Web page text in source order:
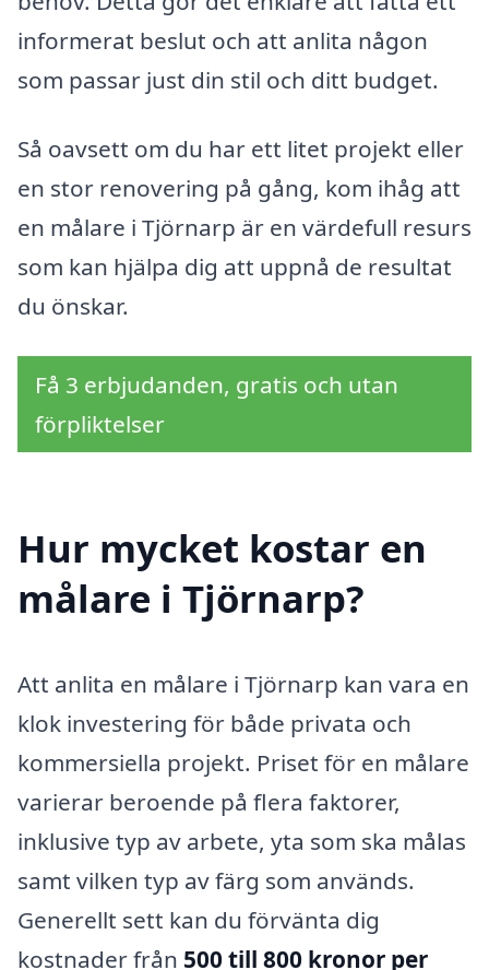
informerat beslut och att anlita någon
som passar just din stil och ditt budget.
Så oavsett om du har ett litet projekt eller
en stor renovering på gång, kom ihåg att
en målare i Tjörnarp är en värdefull resurs
som kan hjälpa dig att uppnå de resultat
du önskar.
Få 3 erbjudanden, gratis och utan
förpliktelser
Hur mycket kostar en
målare i Tjörnarp?
Att anlita en målare i Tjörnarp kan vara en
klok investering för både privata och
kommersiella projekt. Priset för en målare
varierar beroende på flera faktorer,
inklusive typ av arbete, yta som ska målas
samt vilken typ av färg som används.
Generellt sett kan du förvänta dig
kostnader från 500 till 800 kronor per